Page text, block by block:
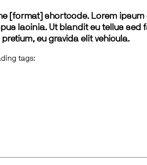
[format] shortcode. Lorem
lacinia. Ut blandit eu tellus
eu gravida elit vehicula.
tags: